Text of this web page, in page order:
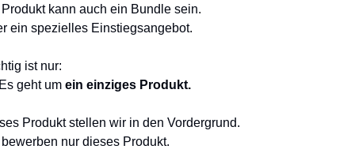
kann auch ein Bundle sein.
ein spezielles Einstiegsangebot.
ist nur:
geht um ein einziges Produkt.
Produkt stellen wir in den Vordergrund.
nur dieses Produkt.